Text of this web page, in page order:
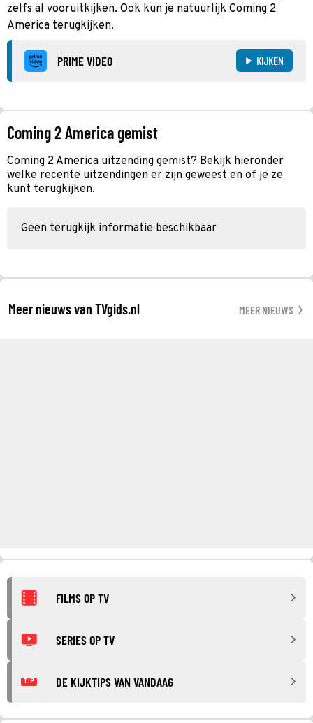
zelfs al vooruitkijken. Ook kun je natuurlijk Coming 2
America terugkijken.
PRIME VIDEO KIJKEN
Coming 2 America gemist
Coming 2 America uitzending gemist? Bekijk hieronder
welke recente uitzendingen er zijn geweest en of je ze
kunt terugkijken.
Geen terugkijk informatie beschikbaar
Meer nieuws van TVgids.nl MEER NIEUWS
FILMS OP TV
SERIES OP TV
TIP DE KIJKTIPS VAN VANDAAG